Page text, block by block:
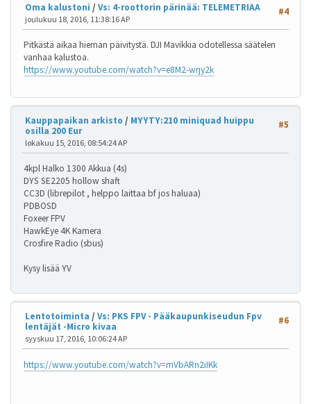
#4
Oma kalustoni / Vs: 4-roottorin pärinää: TELEMETRIAA
joulukuu 18, 2016, 11:38:16 AP
Pitkästä aikaa hieman päivitystä. DJI Mavikkia odotellessa säätelen
vanhaa kalustoa.
https://www.youtube.com/watch?v=e8M2-wrjy2k
#5
Kauppapaikan arkisto / MYYTY:210 miniquad huippu
osilla 200 Eur
lokakuu 15, 2016, 08:54:24 AP
4kpl Halko 1300 Akkua (4s)
DYS SE2205 hollow shaft
CC3D (librepilot , helppo laittaa bf jos haluaa)
PDBOSD
Foxeer FPV
HawkEye 4K Kamera
Crosfire Radio (sbus)
Kysy lisää YV
#6
Lentotoiminta / Vs: PKS FPV - Pääkaupunkiseudun Fpv
lentäjät -Micro kivaa
syyskuu 17, 2016, 10:06:24 AP
https://www.youtube.com/watch?v=mVbARn2iIKk